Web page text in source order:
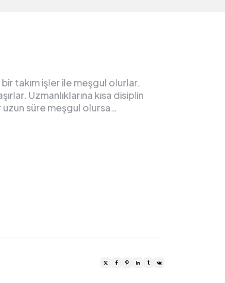
takım işler ile meşgul olurlar.
Uzmanlıklarına kısa disiplin
süre meşgul olursa…